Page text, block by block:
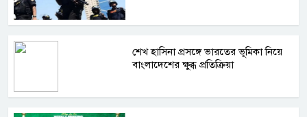
শেখ হাসিনা প্রসঙ্গে ভারতের ভূমিকা নিয়ে
বাংলাদেশের ক্ষুব্ধ প্রতিক্রিয়া